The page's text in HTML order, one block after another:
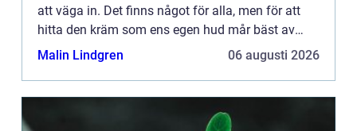
att väga in. Det finns något för alla, men för att
hitta den kräm som ens egen hud mår bäst av
ka...
Malin Lindgren 06 augusti 2026